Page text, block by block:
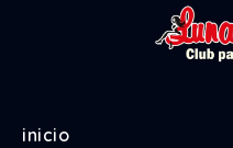
inicio